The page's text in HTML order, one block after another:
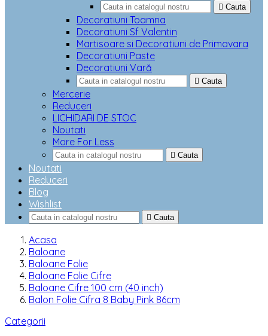
 Cauta
Decoratiuni Toamna
Decoratiuni Sf Valentin
Martisoare si Decoratiuni de Primavara
Decoratiuni Paste
Decoratiuni Vară
 Cauta
Mercerie
Reduceri
LICHIDARI DE STOC
Noutati
More For Less
 Cauta
Noutati
Reduceri
Blog
Wishlist
 Cauta
Acasa
Baloane
Baloane Folie
Baloane Folie Cifre
Baloane Cifre 100 cm (40 inch)
Balon Folie Cifra 8 Baby Pink 86cm
Categorii